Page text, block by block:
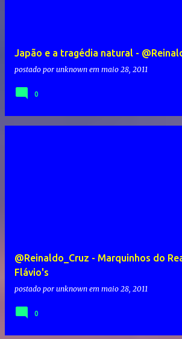
Japão e a tragédia natural -
postado por unknown em maio 28, 2011
0
@Reinaldo_Cruz - Marquinhos do
Flávio's
postado por unknown em maio 28, 2011
0